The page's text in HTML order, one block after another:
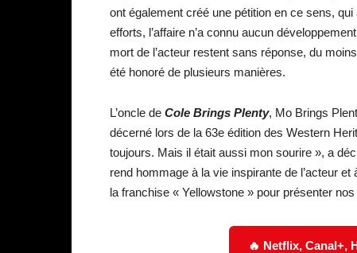
ont également créé une pétition en ce sens,
efforts, l’affaire n’a connu aucun
mort de l’acteur restent sans réponse, du
été honoré de plusieurs manières.
L’oncle de Cole Brings Plenty, Mo Brings
décerné lors de la 63e édition des Western
toujours. Mais il était aussi mon sourire », a
rend hommage à la vie inspirante de l’acteur
la franchise « Yellowstone » pour présenter
🔥 Netflix, Canal+,